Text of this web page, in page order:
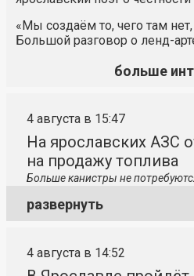
«Мы создаём то, чего там нет,
Большой разговор о ленд-
больше
4 августа в 15:47
На ярославских АЗС
на продажу топлива
Больше канистры не
развернуть
4 августа в 14:52